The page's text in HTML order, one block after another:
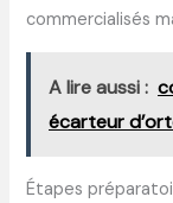
commercialisés
A lire aussi :
écarteur
Étapes